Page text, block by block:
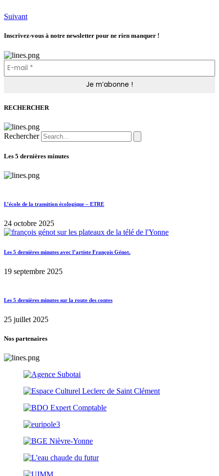
Suivant
Inscrivez-vous à notre newsletter pour ne rien manquer !
RECHERCHER
Rechercher
Les 5 dernières minutes
L’école de la transition écologique – ETRE
24 octobre 2025
Les 5 dernières minutes avec l’artiste François Génot.
19 septembre 2025
Les 5 dernières minutes sur la route des contes
25 juillet 2025
Nos partenaires